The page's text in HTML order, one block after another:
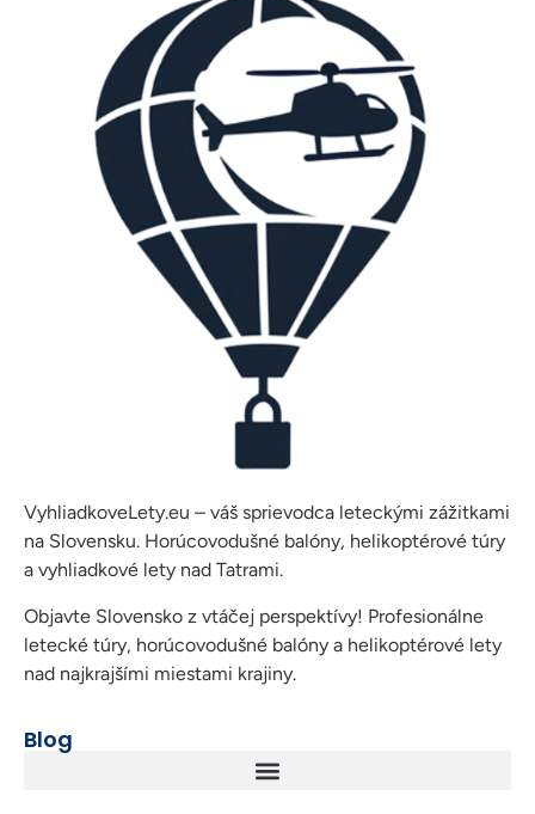
VyhliadkoveLety.eu – váš sprievodca leteckými zážitkami
na Slovensku. Horúcovodušné balóny, helikoptérové túry
a vyhliadkové lety nad Tatrami.
Objavte Slovensko z vtáčej perspektívy! Profesionálne
letecké túry, horúcovodušné balóny a helikoptérové lety
nad najkrajšími miestami krajiny.
Blog